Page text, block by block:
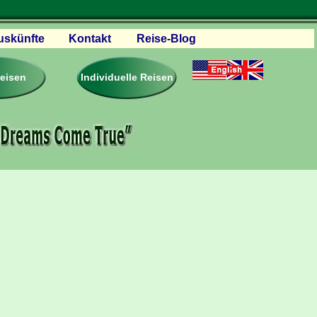
– Reviews
Firmen & Links
Kontakt Reise-Blog
Individuelle Reisen